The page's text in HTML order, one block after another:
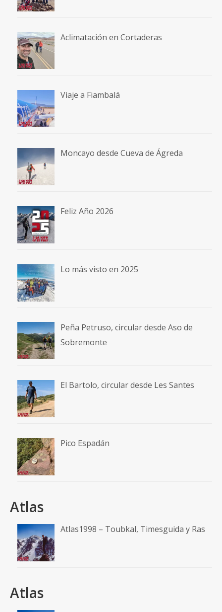
Aclimatación en Cortaderas
Viaje a Fiambalá
Moncayo desde Cueva de Ágreda
Feliz Año 2026
Lo más visto en 2025
Peña Petruso, circular desde Aso de
Sobremonte
El Bartolo, circular desde Les Santes
Pico Espadán
Atlas
Atlas1998 – Toubkal, Timesguida y Ras
Atlas